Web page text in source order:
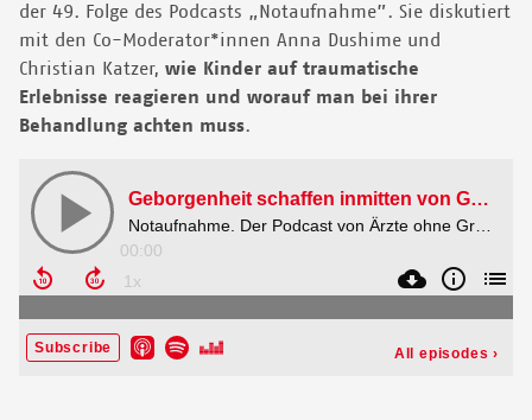
der 49. Folge des Podcasts „Notaufnahme”. Sie diskutiert
mit den Co-Moderator*innen Anna Dushime und
Christian Katzer, wie Kinder auf traumatische
Erlebnisse reagieren und worauf man bei ihrer
Behandlung achten muss.